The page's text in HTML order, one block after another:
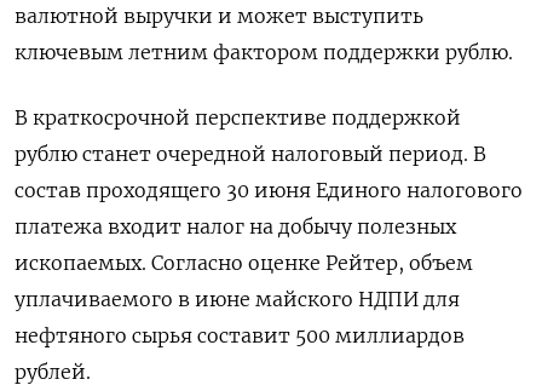
валютной выручки и может выступить
ключевым летним фактором поддержки рублю.
В краткосрочной перспективе поддержкой
рублю станет очередной налоговый период. В
состав проходящего 30 июня Единого налогового
платежа входит налог на добычу полезных
ископаемых. Согласно оценке Рейтер, объем
уплачиваемого в июне майского НДПИ для
нефтяного сырья составит 500 миллиардов
рублей.